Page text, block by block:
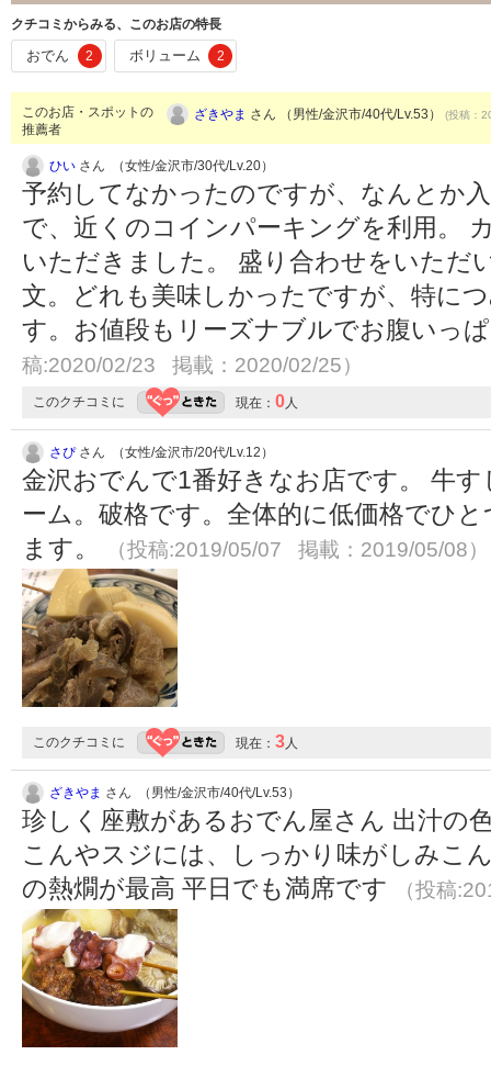
クチコミからみる、このお店の特長
おでん 2 ボリューム 2
このお店・スポットの
推薦者
ざきやま さん （男性/金沢市/40代/Lv.53） (投稿：
ひい さん （女性/金沢市/30代/Lv.20）
予約してなかったのですが、なんとか
で、近くのコインパーキングを利用。
いただきました。 盛り合わせをいただ
文。どれも美味しかったですが、特に
す。お値段もリーズナブルでお腹いっ
稿:2020/02/23 掲載：2020/02/25）
このクチコミに 現在： 0 人
さぴさん （女性/金沢市/20代/Lv.12）
金沢おでんで1番好きなお店です。 牛
ーム。破格です。全体的に低価格でひ
ます。
（投稿:2019/05/07 掲載：2019/05/08）
このクチコミに 現在： 3 人
ざきやま さん （男性/金沢市/40代/Lv.53）
珍しく座敷があるおでん屋さん 出汁の
こんやスジには、しっかり味がしみこ
の熱燗が最高 平日でも満席です
（投稿